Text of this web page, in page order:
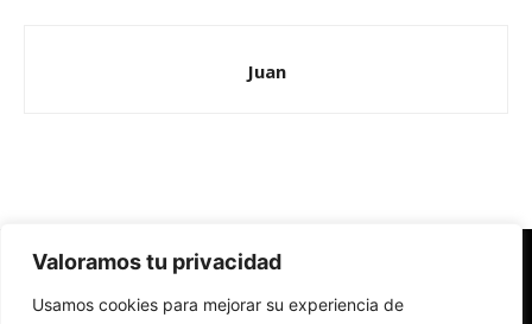
Valoramos tu privacidad
Usamos cookies para mejorar su experiencia de
Juan
Redes Cristianas
Una mirada alternativa sobre la Iglesia católica y la sociedad